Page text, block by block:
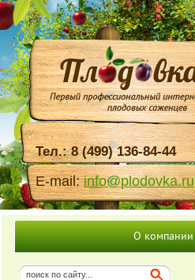
О компании
Тел.: 8 (499) 136-84-44
E-mail:info@plodovka.ru